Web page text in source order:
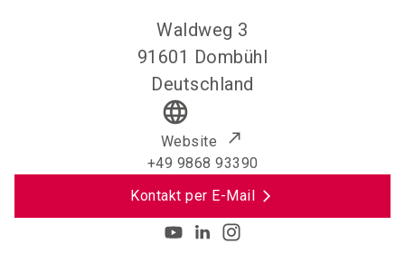
Waldweg 3
91601 Dombühl
Deutschland
language
Website
+49 9868 93390
Kontakt per E-Mail